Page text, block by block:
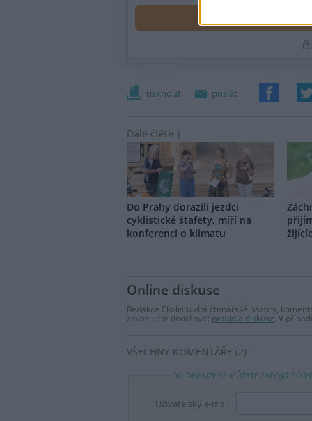
tisknout poslat
Dále čtěte |
Do Prahy dorazili jezdci
cyklistické štafety, míří na
konferenci o klimatu
Online diskuse
Redakce Ekolistu vítá čtenářské názory,
zavazujete dodržovat pravidla diskuse . V
VŠECHNY KOMENTÁŘE (2)
DO DISKUZE SE MŮŽETE ZAPOJIT PO
Uživatelský e-mail